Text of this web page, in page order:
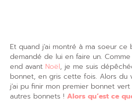
Et quand j’ai montré à ma soeur ce
demandé de lui en faire un.
end avant Noël, je me suis
bonnet, en gris cette fois. Alors du
j’ai pu finir mon premier bonnet
autres bonnets ! Alors qu’est ce